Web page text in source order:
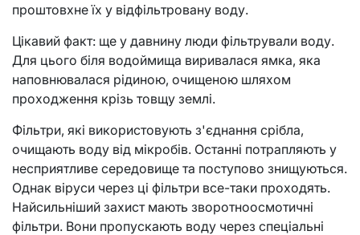
проштовхне їх у відфільтровану воду.
Цікавий факт: ще у давнину люди фільтрували воду.
Для цього біля водоймища виривалася ямка, яка
наповнювалася рідиною, очищеною шляхом
проходження крізь товщу землі.
Фільтри, які використовують з'єднання срібла,
очищають воду від мікробів. Останні потрапляють у
несприятливе середовище та поступово знищуються.
Однак віруси через ці фільтри все-таки проходять.
Найсильніший захист мають зворотноосмотичні
фільтри. Вони пропускають воду через спеціальні